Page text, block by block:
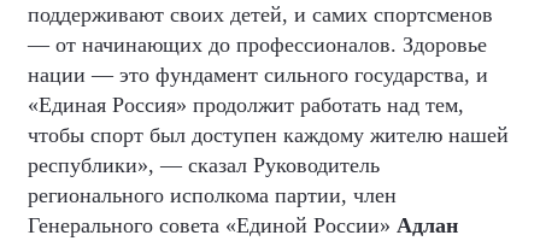
поддерживают своих детей, и самих спортсменов
— от начинающих до профессионалов. Здоровье
нации — это фундамент сильного государства, и
«Единая Россия» продолжит работать над тем,
чтобы спорт был доступен каждому жителю нашей
республики», — сказал Руководитель
регионального исполкома партии, член
Генерального совета «Единой России» Адлан